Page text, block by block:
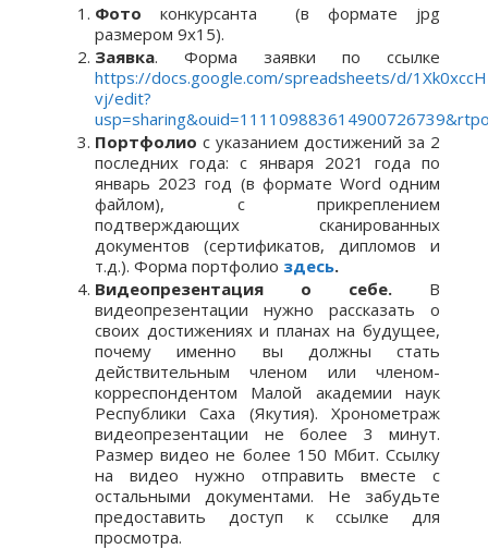
Фото конкурсанта (в формате jpg
размером 9х15).
Заявка. Форма заявки по ссылке
https://docs.google.com/spreadsheets/d/
vj/edit?
Портфолио с указанием достижений за 2
последних года: с января 2021 года по
январь 2023 год (в формате Word одним
файлом), с прикреплением
подтверждающих сканированных
документов (сертификатов, дипломов и
т.д.). Форма портфолио здесь.
Видеопрезентация о себе. В
видеопрезентации нужно рассказать о
своих достижениях и планах на будущее,
почему именно вы должны стать
действительным членом или членом-
корреспондентом Малой академии наук
Республики Саха (Якутия). Хронометраж
видеопрезентации не более 3 минут.
Размер видео не более 150 Мбит. Ссылку
на видео нужно отправить вместе с
остальными документами. Не забудьте
предоставить доступ к ссылке для
просмотра.